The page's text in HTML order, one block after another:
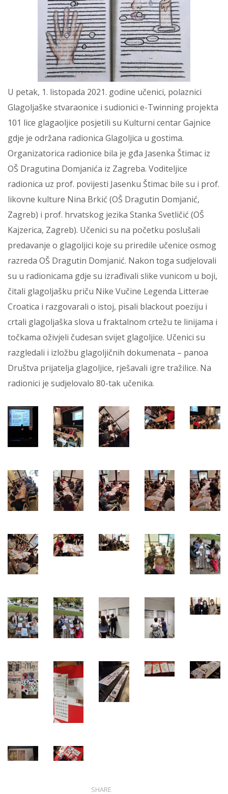
U petak, 1. listopada 2021. godine učenici, polaznici
Glagoljaške stvaraonice i sudionici e-Twinning projekta
101 lice glagaoljice posjetili su Kulturni centar Gajnice
gdje je održana radionica Glagoljica u gostima.
Organizatorica radionice bila je gđa Jasenka Štimac iz
OŠ Dragutina Domjanića iz Zagreba. Voditeljice
radionica uz prof. povijesti Jasenku Štimac bile su i prof.
likovne kulture Nina Brkić (OŠ Dragutin Domjanić,
Zagreb) i prof. hrvatskog jezika Stanka Svetličić (OŠ
Kajzerica, Zagreb). Učenici su na početku poslušali
predavanje o glagoljici koje su priredile učenice osmog
razreda OŠ Dragutin Domjanić. Nakon toga sudjelovali
su u radionicama gdje su izrađivali slike vunicom u boji,
čitali glagoljašku priču Nike Vučine Legenda Litterae
Croatica i razgovarali o istoj, pisali blackout poeziju i
crtali glagoljaška slova u fraktalnom crtežu te linijama i
točkama oživjeli čudesan svijet glagoljice. Učenici su
razgledali i izložbu glagoljičnih dokumenata – panoa
Društva prijatelja glagoljice, rješavali igre tražilice. Na
radionici je sudjelovalo 80-tak učenika.
SHARE